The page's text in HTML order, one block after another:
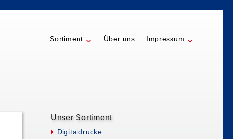
Sortiment Über uns Impressum
Unser Sortiment
Digitaldrucke